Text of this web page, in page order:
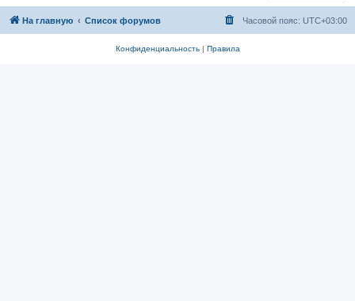
На главную Список форумов Часовой пояс: UTC+03:00
Конфиденциальность| Правила